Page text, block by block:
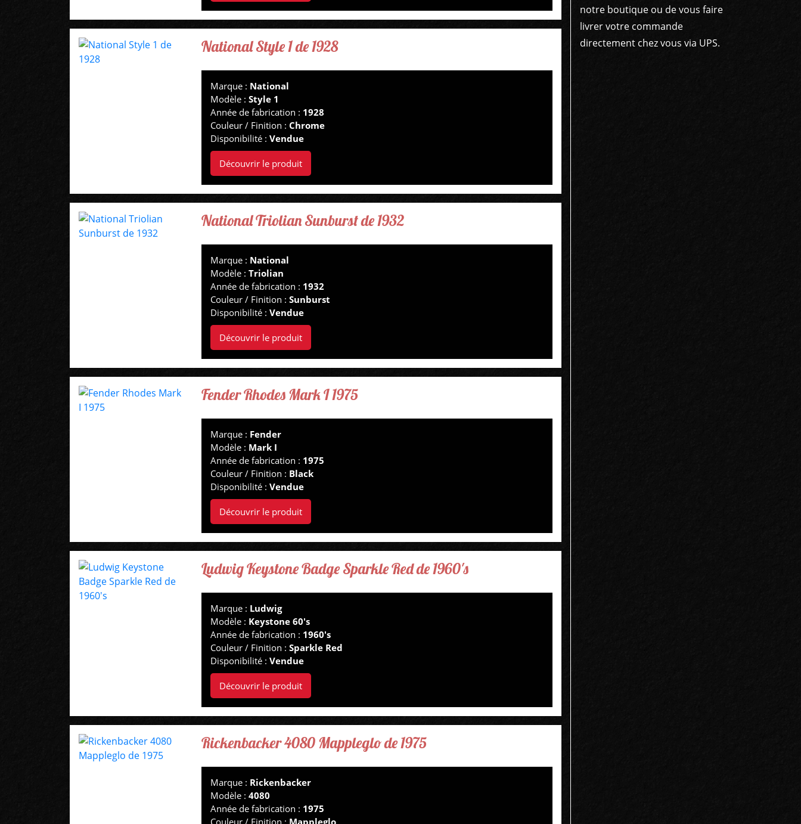
National Style 1 de 1928
Marque : National
Modèle :Style 1
Année de fabrication : 1928
Couleur / Finition :Chrome
Disponibilité :Vendue
Découvrir le produit
National Triolian Sunburst de 1932
Marque : National
Modèle :Triolian
Année de fabrication : 1932
Couleur / Finition :Sunburst
Disponibilité :Vendue
Découvrir le produit
Fender Rhodes Mark I 1975
Marque : Fender
Modèle : Mark I
Année de fabrication : 1975
Couleur / Finition : Black
Disponibilité :Vendue
Découvrir le produit
Ludwig Keystone Badge Sparkle Red de 1960's
Marque : Ludwig
Modèle : Keystone 60's
Année de fabrication : 1960's
Couleur / Finition :Sparkle Red
Disponibilité :Vendue
Découvrir le produit
Rickenbacker 4080 Mappleglo de 1975
Marque : Rickenbacker
Modèle :4080
Année de fabrication : 1975
Couleur / Finition : Mappleglo
notre boutique ou de vous faire
livrer votre commande
directement chez vous via UPS.